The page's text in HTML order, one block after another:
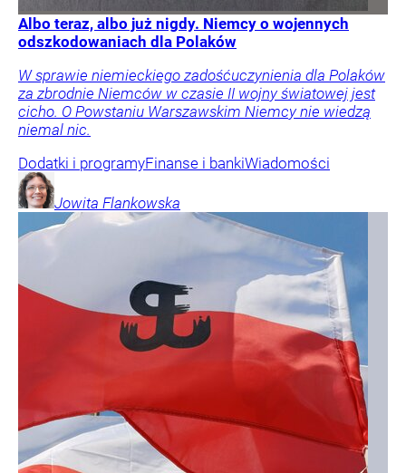
Albo teraz, albo już nigdy. Niemcy o wojennych
odszkodowaniach dla Polaków
W sprawie niemieckiego zadośćuczynienia dla Polaków
za zbrodnie Niemców w czasie II wojny światowej jest
cicho. O Powstaniu Warszawskim Niemcy nie wiedzą
niemal nic.
Dodatki i programyFinanse i bankiWiadomości
Jowita Flankowska